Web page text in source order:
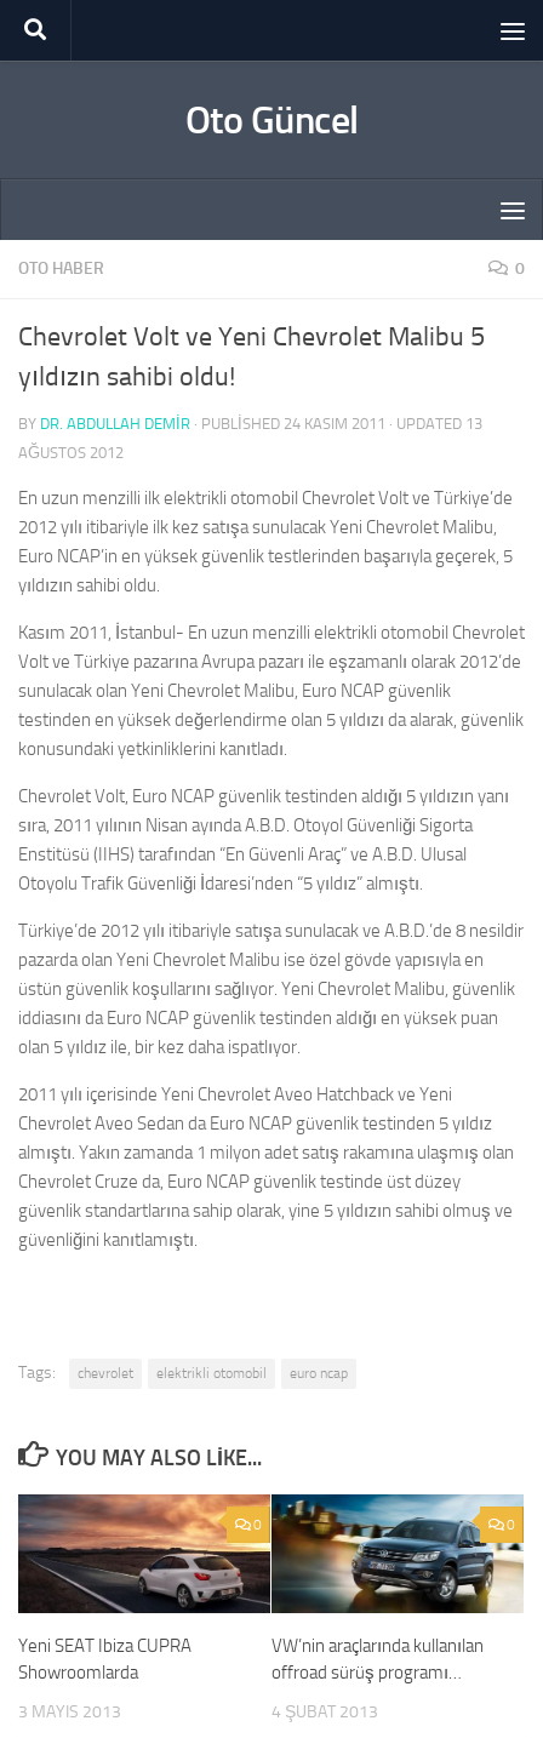
Skip to content
Oto Güncel
OTO HABER 0
Chevrolet Volt ve Yeni Chevrolet Malibu 5
yıldızın sahibi oldu!
BY DR. ABDULLAH DEMİR · PUBLISHED 24 KASIM 2011 · UPDATED 13
AĞUSTOS 2012
En uzun menzilli ilk elektrikli otomobil Chevrolet Volt ve Türkiye’de
2012 yılı itibariyle ilk kez satışa sunulacak Yeni Chevrolet Malibu,
Euro NCAP’in en yüksek güvenlik testlerinden başarıyla geçerek, 5
yıldızın sahibi oldu.
Kasım 2011, İstanbul- En uzun menzilli elektrikli otomobil Chevrolet
Volt ve Türkiye pazarına Avrupa pazarı ile eşzamanlı olarak 2012’de
sunulacak olan Yeni Chevrolet Malibu, Euro NCAP güvenlik
testinden en yüksek değerlendirme olan 5 yıldızı da alarak, güvenlik
konusundaki yetkinliklerini kanıtladı.
Chevrolet Volt, Euro NCAP güvenlik testinden aldığı 5 yıldızın yanı
sıra, 2011 yılının Nisan ayında A.B.D. Otoyol Güvenliği Sigorta
Enstitüsü (IIHS) tarafından “En Güvenli Araç” ve A.B.D. Ulusal
Otoyolu Trafik Güvenliği İdaresi’nden “5 yıldız” almıştı.
Türkiye’de 2012 yılı itibariyle satışa sunulacak ve A.B.D.’de 8 nesildir
pazarda olan Yeni Chevrolet Malibu ise özel gövde yapısıyla en
üstün güvenlik koşullarını sağlıyor. Yeni Chevrolet Malibu, güvenlik
iddiasını da Euro NCAP güvenlik testinden aldığı en yüksek puan
olan 5 yıldız ile, bir kez daha ispatlıyor.
2011 yılı içerisinde Yeni Chevrolet Aveo Hatchback ve Yeni
Chevrolet Aveo Sedan da Euro NCAP güvenlik testinden 5 yıldız
almıştı. Yakın zamanda 1 milyon adet satış rakamına ulaşmış olan
Chevrolet Cruze da, Euro NCAP güvenlik testinde üst düzey
güvenlik standartlarına sahip olarak, yine 5 yıldızın sahibi olmuş ve
güvenliğini kanıtlamıştı.
Tags: chevrolet elektrikli otomobil euro ncap
YOU MAY ALSO LIKE...
0
Yeni SEAT Ibiza CUPRA
Showroomlarda
3 MAYIS 2013
0
VW’nin araçlarında kullanılan
offroad sürüş programı…
4 ŞUBAT 2013